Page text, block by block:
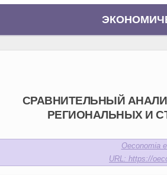
СРАВНИТЕЛЬНЫЙ
РЕГИОНАЛЬНЫХ И
Oeconomia
URL: https://